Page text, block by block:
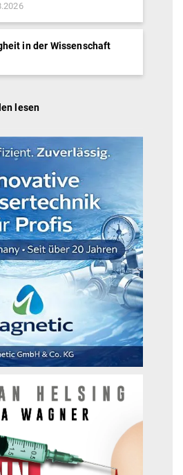
in der Wissenschaft
lesen